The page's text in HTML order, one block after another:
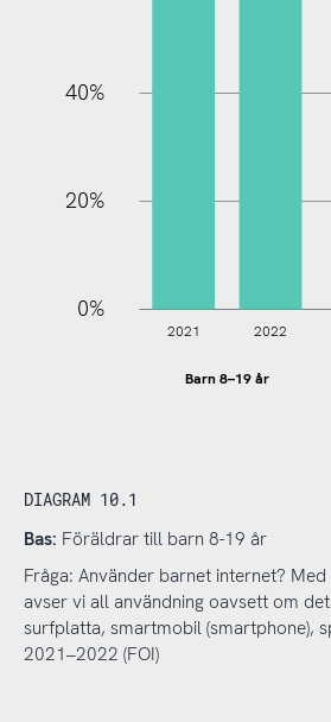
40%
20%
0%
Barn 8–19 år
2021 2022
DIAGRAM 10.1
Bas: Föräldrar till barn 8-19 år
Fråga: Använder barnet internet?
avser vi all användning oavsett om
surfplatta, smartmobil (smartphone),
2021–2022 (FOI)